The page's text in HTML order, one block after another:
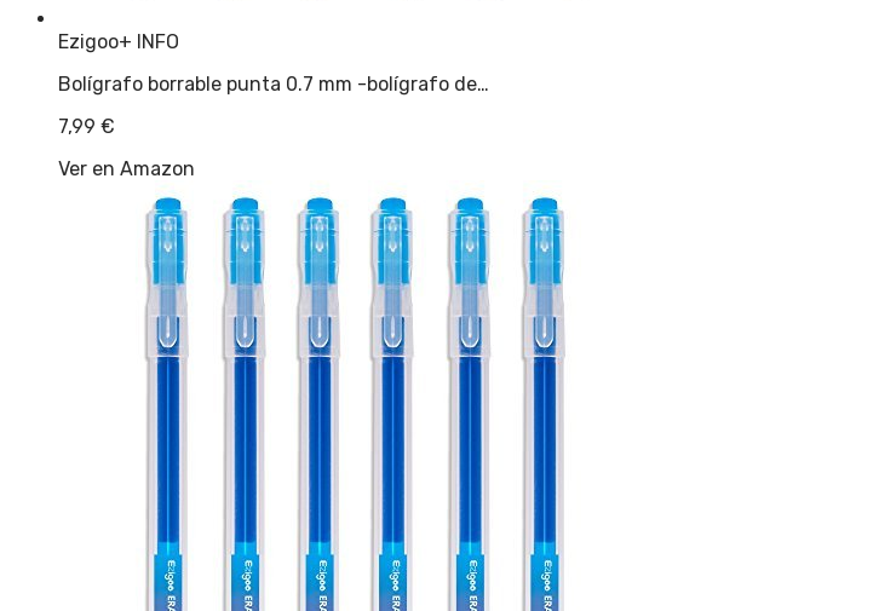
Ezigoo+ INFO
Bolígrafo borrable punta 0.7 mm -bolígrafo de…
7,99 €
Ver en Amazon